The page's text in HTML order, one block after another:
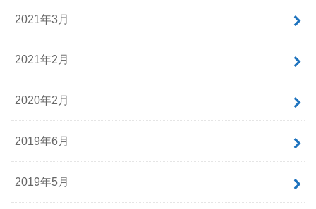
2021年3月
2021年2月
2020年2月
2019年6月
2019年5月